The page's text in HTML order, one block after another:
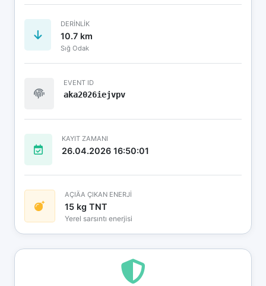
DERINLIK
10.7 km
Sığ Odak
EVENT ID
aka2026iejvpv
KAYIT ZAMANI
26.04.2026 16:50:01
AÇIÄA ÇIKAN ENERJİ
15 kg TNT
Yerel sarsıntı enerjisi